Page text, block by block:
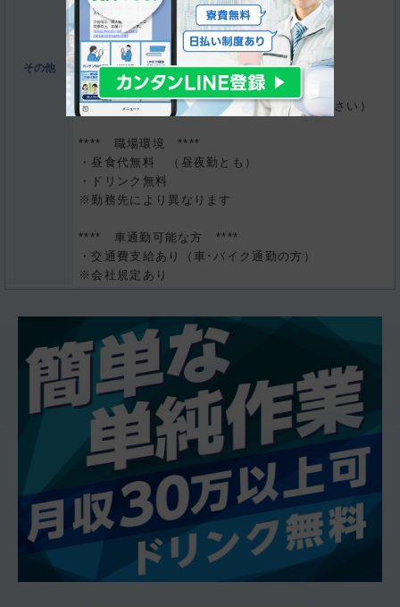
その他
**** 当社の制度・特典など ****
・出張面接OK
・引っ越しサポートあり
・赴任旅費支給制度あり
・週払い・日払い制度あり
※社内規定あり（対象可否はお問合せください）
**** 職場環境 ****
・昼食代無料 （昼夜勤とも）
・ドリンク無料
※勤務先により異なります
**** 車通勤可能な方 ****
・交通費支給あり（車･バイク通勤の方）
※会社規定あり